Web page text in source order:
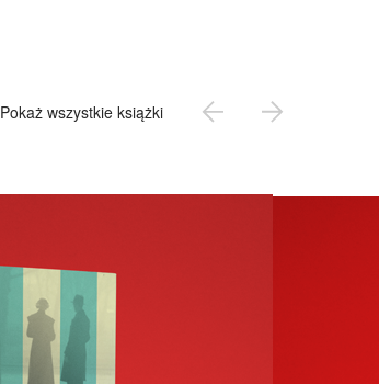
Pokaż wszystkie książki